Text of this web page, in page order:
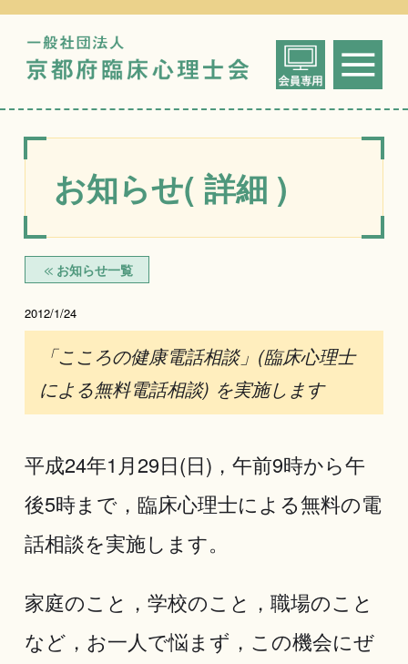
一般社団法人
京都府臨床心
お知らせ( 詳細 )
お知らせ一覧
2012/1/24
「こころの健康電話相談」(臨床心理士
による無料電話相談) を実施します
平成24年1月29日(日)，午前9時から午
後5時まで，臨床心理士による無料の電
話相談を実施します。
家庭のこと，学校のこと，職場のこと
など，お一人で悩まず，この機会にぜ